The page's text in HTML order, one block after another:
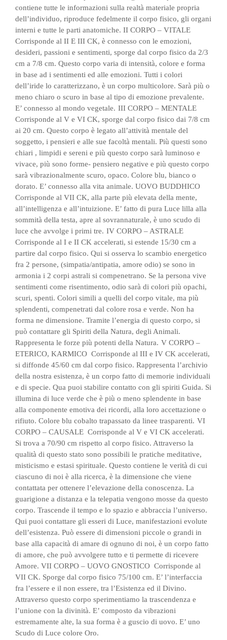
contiene tutte le informazioni sulla realtà materiale propria
dell’individuo, riproduce fedelmente il corpo fisico, gli organi
interni e tutte le parti anatomiche. II CORPO – VITALE
Corrisponde al II E III CK, è connesso con le emozioni,
desideri, passioni e sentimenti, sporge dal corpo fisico da 2/3
cm a 7/8 cm. Questo corpo varia di intensità, colore e forma
in base ad i sentimenti ed alle emozioni. Tutti i colori
dell’iride lo caratterizzano, è un corpo multicolore. Sarà più o
meno chiaro o scuro in base al tipo di emozione prevalente.
E’ connesso al mondo vegetale. III CORPO – MENTALE
Corrisponde al V e VI CK, sporge dal corpo fisico dai 7/8 cm
ai 20 cm. Questo corpo è legato all’attività mentale del
soggetto, i pensieri e alle sue facoltà mentali. Più questi sono
chiari , limpidi e sereni e più questo corpo sarà luminoso e
vivace, più sono forme- pensiero negative e più questo corpo
sarà vibrazionalmente scuro, opaco. Colore blu, bianco o
dorato. E’ connesso alla vita animale. UOVO BUDDHICO
Corrisponde al VII CK, alla parte più elevata della mente,
all’intelligenza e all’intuizione. E’ fatto di pura Luce lilla alla
sommità della testa, apre al sovrannaturale, è uno scudo di
luce che avvolge i primi tre. IV CORPO – ASTRALE
Corrisponde al I e II CK accelerati, si estende 15/30 cm a
partire dal corpo fisico. Qui si osserva lo scambio energetico
fra 2 persone, (simpatia/antipatia, amore odio) se sono in
armonia i 2 corpi astrali si compenetrano. Se la persona vive
sentimenti come risentimento, odio sarà di colori più opachi,
scuri, spenti. Colori simili a quelli del corpo vitale, ma più
splendenti, compenetrati dal colore rosa e verde. Non ha
forma ne dimensione. Tramite l’energia di questo corpo, si
può contattare gli Spiriti della Natura, degli Animali.
Rappresenta le forze più potenti della Natura. V CORPO –
ETERICO, KARMICO Corrisponde al III e IV CK accelerati,
si diffonde 45/60 cm dal corpo fisico. Rappresenta l’archivio
della nostra esistenza, è un corpo fatto di memorie individuali
e di specie. Qua puoi stabilire contatto con gli spiriti Guida. Si
illumina di luce verde che è più o meno splendente in base
alla componente emotiva dei ricordi, alla loro accettazione o
rifiuto. Colore blu cobalto trapassato da linee trasparenti. VI
CORPO – CAUSALE Corrisponde al V e VI CK accelerati.
Si trova a 70/90 cm rispetto al corpo fisico. Attraverso la
qualità di questo stato sono possibili le pratiche meditative,
misticismo e estasi spirituale. Questo contiene le verità di cui
ciascuno di noi è alla ricerca, è la dimensione che viene
contattata per ottenere l’elevazione della conoscenza. La
guarigione a distanza e la telepatia vengono mosse da questo
corpo. Trascende il tempo e lo spazio e abbraccia l’universo.
Qui puoi contattare gli esseri di Luce, manifestazioni evolute
dell’esistenza. Può essere di dimensioni piccole o grandi in
base alla capacità di amare di ognuno di noi, è un corpo fatto
di amore, che può avvolgere tutto e ti permette di ricevere
Amore. VII CORPO – UOVO GNOSTICO Corrisponde al
VII CK. Sporge dal corpo fisico 75/100 cm. E’ l’interfaccia
fra l’essere e il non essere, tra l’Esistenza ed il Divino.
Attraverso questo corpo sperimentiamo la trascendenza e
l’unione con la divinità. E’ composto da vibrazioni
estremamente alte, la sua forma è a guscio di uovo. E’ uno
Scudo di Luce colore Oro.